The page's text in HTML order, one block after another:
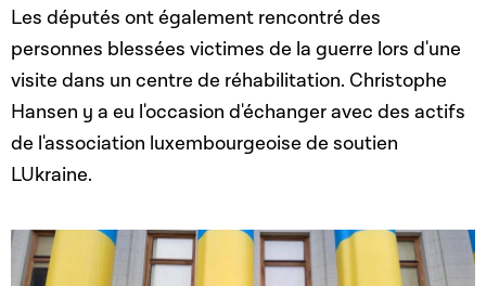
Les députés ont également rencontré des
personnes blessées victimes de la guerre lors d'une
visite dans un centre de réhabilitation. Christophe
Hansen y a eu l'occasion d'échanger avec des actifs
de l'association luxembourgeoise de soutien
LUkraine.